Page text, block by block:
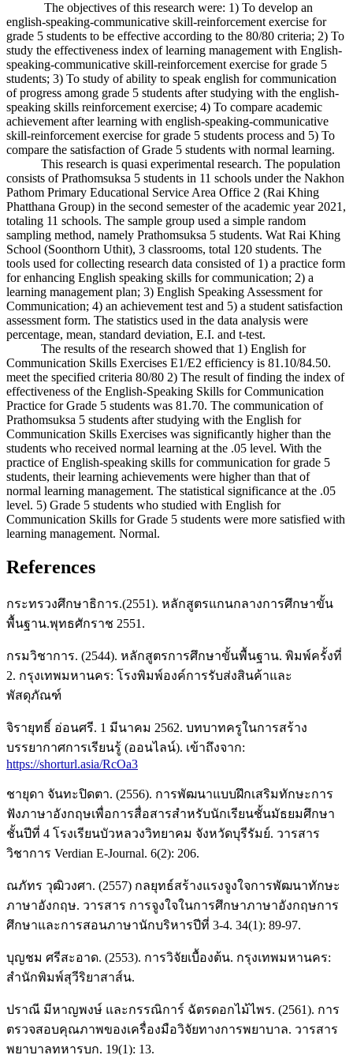
The objectives of this research were: 1) To develop an
english-speaking-communicative skill-reinforcement exercise for
grade 5 students to be effective according to the 80/80 criteria; 2) To
study the effectiveness index of learning management with English-
speaking-communicative skill-reinforcement exercise for grade 5
students; 3) To study of ability to speak english for communication
of progress among grade 5 students after studying with the english-
speaking skills reinforcement exercise; 4) To compare academic
achievement after learning with english-speaking-communicative
skill-reinforcement exercise for grade 5 students process and 5) To
compare the satisfaction of Grade 5 students with normal learning.
This research is quasi experimental research. The population
consists of Prathomsuksa 5 students in 11 schools under the Nakhon
Pathom Primary Educational Service Area Office 2 (Rai Khing
Phatthana Group) in the second semester of the academic year 2021,
totaling 11 schools. The sample group used a simple random
sampling method, namely Prathomsuksa 5 students. Wat Rai Khing
School (Soonthorn Uthit), 3 classrooms, total 120 students. The
tools used for collecting research data consisted of 1) a practice form
for enhancing English speaking skills for communication; 2) a
learning management plan; 3) English Speaking Assessment for
Communication; 4) an achievement test and 5) a student satisfaction
assessment form. The statistics used in the data analysis were
percentage, mean, standard deviation, E.I. and t-test.
The results of the research showed that 1) English for
Communication Skills Exercises E1/E2 efficiency is 81.10/84.50.
meet the specified criteria 80/80 2) The result of finding the index of
effectiveness of the English-Speaking Skills for Communication
Practice for Grade 5 students was 81.70. The communication of
Prathomsuksa 5 students after studying with the English for
Communication Skills Exercises was significantly higher than the
students who received normal learning at the .05 level. With the
practice of English-speaking skills for communication for grade 5
students, their learning achievements were higher than that of
normal learning management. The statistical significance at the .05
level. 5) Grade 5 students who studied with English for
Communication Skills for Grade 5 students were more satisfied with
learning management. Normal.
References
กระทรวงศึกษาธิการ.(2551). หลักสูตรแกนกลางการศึกษาขั้น
พื้นฐาน.พุทธศักราช 2551.
กรมวิชาการ. (2544). หลักสูตรการศึกษาขั้นพื้นฐาน. พิมพ์ครั้งที่
2. กรุงเทพมหานคร: โรงพิมพ์องค์การรับส่งสินค้าและ
พัสดุภัณฑ์
จิรายุทธิ์ อ่อนศรี. 1 มีนาคม 2562. บทบาทครูในการสร้าง
บรรยากาศการเรียนรู้ (ออนไลน์). เข้าถึงจาก:
https://shorturl.asia/RcOa3
ชายุดา จันทะปิดตา. (2556). การพัฒนาแบบฝึกเสริมทักษะการ
ฟังภาษาอังกฤษเพื่อการสื่อสารสำหรับนักเรียนชั้นมัธยมศึกษา
ชั้นปีที่ 4 โรงเรียนบัวหลวงวิทยาคม จังหวัดบุรีรัมย์. วารสาร
วิชาการ Verdian E-Journal. 6(2): 206.
ณภัทร วุฒิวงศา. (2557) กลยุทธ์สร้างแรงจูงใจการพัฒนาทักษะ
ภาษาอังกฤษ. วารสาร การจูงใจในการศึกษาภาษาอังกฤษการ
ศึกษาและการสอนภาษานักบริหารปีที่ 3-4. 34(1): 89-97.
บุญชม ศรีสะอาด. (2553). การวิจัยเบื้องต้น. กรุงเทพมหานคร:
สำนักพิมพ์สุวีริยาสาส์น.
ปราณี มีหาญพงษ์ และกรรณิการ์ ฉัตรดอกไม้ไพร. (2561). การ
ตรวจสอบคุณภาพของเครื่องมือวิจัยทางการพยาบาล. วารสาร
พยาบาลทหารบก. 19(1): 13.